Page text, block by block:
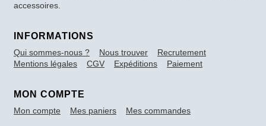
accessoires.
INFORMATIONS
Qui sommes-nous ? Nous trouver
Recrutement
Mentions légales
CGV Expéditions Paiement
MON COMPTE
Mon compte Mes paniers Mes commandes